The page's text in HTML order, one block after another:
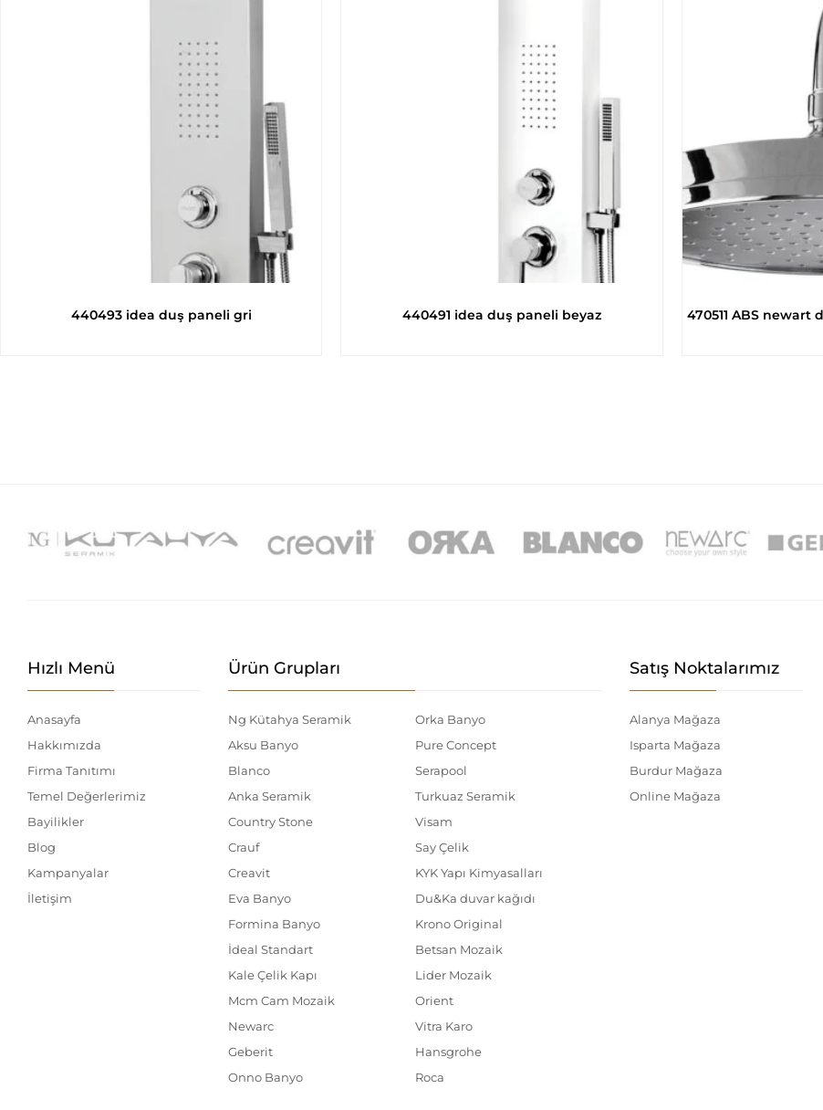
440493 idea duş paneli gri 440491 idea duş paneli beyaz 470511 ABS newart
Hızlı Menü
Anasayfa
Hakkımızda
Firma Tanıtımı
Temel Değerlerimiz
Bayilikler
Blog
Kampanyalar
İletişim
Ürün Grupları
Ng Kütahya Seramik
Aksu Banyo
Blanco
Anka Seramik
Country Stone
Crauf
Creavit
Eva Banyo
Formina Banyo
İdeal Standart
Kale Çelik Kapı
Mcm Cam Mozaik
Newarc
Geberit
Onno Banyo
Orka Banyo
Pure Concept
Serapool
Turkuaz Seramik
Visam
Say Çelik
KYK Yapı Kimyasalları
Du&Ka duvar kağıdı
Krono Original
Betsan Mozaik
Lider Mozaik
Orient
Vitra Karo
Hansgrohe
Roca
Satış Noktalarımız
Alanya Mağaza
Isparta Mağaza
Burdur Mağaza
Online Mağaza